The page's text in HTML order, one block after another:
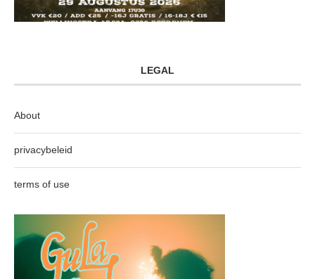
LEGAL
About
privacybeleid
terms of use